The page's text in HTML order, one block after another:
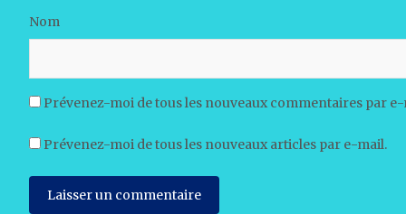
Nom
Prévenez-moi de tous les nouveaux commentaires par
Prévenez-moi de tous les nouveaux articles par e-mail.